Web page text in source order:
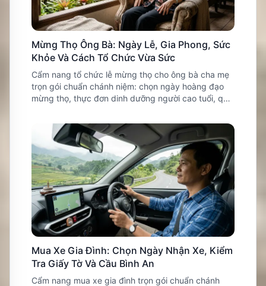
Mừng Thọ Ông Bà: Ngày Lễ, Gia Phong, Sức
Khỏe Và Cách Tổ Chức Vừa Sức
Cẩm nang tổ chức lễ mừng thọ cho ông bà cha mẹ
trọn gói chuẩn chánh niệm: chọn ngày hoàng đạo
mừng thọ, thực đơn dinh dưỡng người cao tuổi, quà
Mua Xe Gia Đình: Chọn Ngày Nhận Xe, Kiểm
Tra Giấy Tờ Và Cầu Bình An
Cẩm nang mua xe gia đình trọn gói chuẩn chánh